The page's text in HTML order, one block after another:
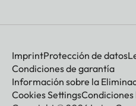
ImprintProtección de datos
Condiciones de garantía
Información sobre la
Cookies SettingsCondiciones